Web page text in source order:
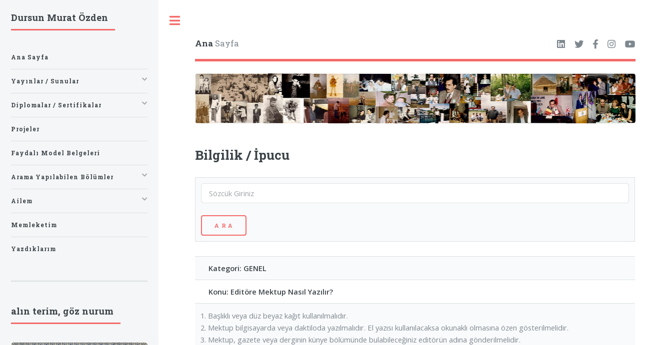
Ana Sayfa
Bilgilik / İpucu
Kategori: GENEL
Konu: Editöre Mektup Nasıl Yazılır?
1. Başlıklı veya düz beyaz kağıt kullanılmalıdır.
2. Mektup bilgisayarda veya daktiloda yazılmalıdır. El yazısı kullanılacaksa okunaklı olmasına özen gösterilmelidir.
3. Mektup, gazete veya derginin künye bölümünde bulabileceğiniz editörün adına gönderilmelidir.
Dursun Murat Özden
Ana Sayfa
Yayınlar / Sunular
Diplomalar / Sertifikalar
Projeler
Faydalı Model Belgeleri
Arama Yapılabilen Bölümler
Ailem
Memleketim
Yazdıklarım
alın terim, göz nurum